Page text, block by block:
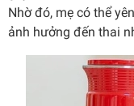
Nhờ đó, mẹ có thể
ảnh hưởng đến thai